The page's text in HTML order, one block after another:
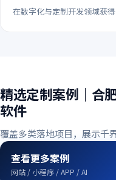
在数字化与定制开发领域获得
精选定制案例｜合
软件
覆盖多类落地项目，展示千
查看更多案例
网站 / 小程序 / APP / AI